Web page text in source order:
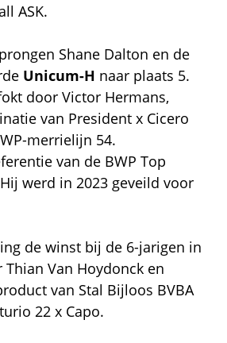
ASK.
Shane Dalton en de
Unicum-H naar plaats 5.
door Victor Hermans,
van President x Cicero
merrielijn 54.
van de BWP Top
werd in 2023 geveild voor
de winst bij de 6-jarigen in
Van Hoydonck en
van Stal Bijloos BVBA
22 x Capo.